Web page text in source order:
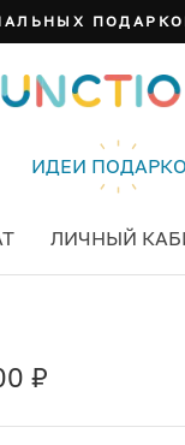
ИДЕИ
ЛИЧНЫЙ
₽